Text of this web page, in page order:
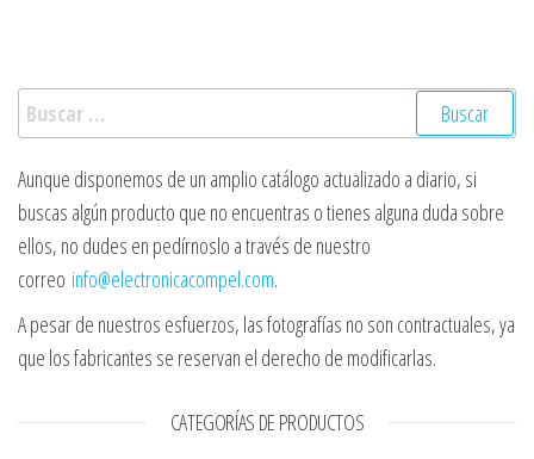
Buscar:
Aunque disponemos de un amplio catálogo actualizado a diario, si
buscas algún producto que no encuentras o tienes alguna duda sobre
ellos, no dudes en pedírnoslo a través de nuestro
correo info@electronicacompel.com.
A pesar de nuestros esfuerzos, las fotografías no son contractuales, ya
que los fabricantes se reservan el derecho de modificarlas.
CATEGORÍAS DE PRODUCTOS